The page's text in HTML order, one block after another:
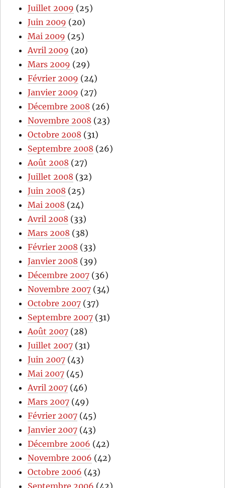
Juillet 2009 (25)
Juin 2009 (20)
Mai 2009 (25)
Avril 2009 (20)
Mars 2009 (29)
Février 2009 (24)
Janvier 2009 (27)
Décembre 2008 (26)
Novembre 2008 (23)
Octobre 2008 (31)
Septembre 2008 (26)
Août 2008 (27)
Juillet 2008 (32)
Juin 2008 (25)
Mai 2008 (24)
Avril 2008 (33)
Mars 2008 (38)
Février 2008 (33)
Janvier 2008 (39)
Décembre 2007 (36)
Novembre 2007 (34)
Octobre 2007 (37)
Septembre 2007 (31)
Août 2007 (28)
Juillet 2007 (31)
Juin 2007 (43)
Mai 2007 (45)
Avril 2007 (46)
Mars 2007 (49)
Février 2007 (45)
Janvier 2007 (43)
Décembre 2006 (42)
Novembre 2006 (42)
Octobre 2006 (43)